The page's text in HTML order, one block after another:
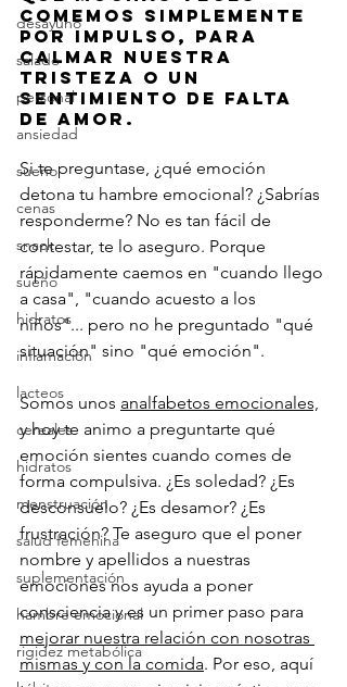
desayuno
salado
personal
ansiedad
sueño
cenas
snack
sueño
hidratos
inflamación
lacteos
cereales
hidratos
menstruación
salud femenina
suplementación
hambre emocional
rigidez metabólica
comemos simplemente
por impulso, para
calmar nuestra
tristeza o un
sentimiento de falta
de amor.
Si te preguntase, ¿qué emoción
detona tu hambre emocional? ¿Sabrías
responderme? No es tan fácil de
contestar, te lo aseguro. Porque
rápidamente caemos en "cuando llego
a casa", "cuando acuesto a los
niños"... pero no he preguntado "qué
situación" sino "qué emoción".
Somos unos analfabetos emocionales,
y hoy te animo a preguntarte qué
emoción sientes cuando comes de
forma compulsiva. ¿Es soledad? ¿Es
desconsuelo? ¿Es desamor? ¿Es
frustración? Te aseguro que el poner
nombre y apellidos a nuestras
emociones nos ayuda a poner
consciencia y es un primer paso para
mejorar nuestra relación con nosotras
mismas y con la comida. Por eso, aquí